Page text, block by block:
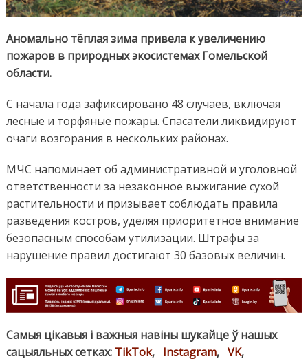
Аномально тёплая зима привела к увеличению
пожаров в природных экосистемах Гомельской
области.
С начала года зафиксировано 48 случаев, включая
лесные и торфяные пожары. Спасатели ликвидируют
очаги возгорания в нескольких районах.
МЧС напоминает об административной и уголовной
ответственности за незаконное выжигание сухой
растительности и призывает соблюдать правила
разведения костров, уделяя приоритетное внимание
безопасным способам утилизации. Штрафы за
нарушение правил достигают 30 базовых величин.
Самыя цікавыя і важныя навіны шукайце ў нашых
сацыяльных сетках: TikTok, Instagram, VK,